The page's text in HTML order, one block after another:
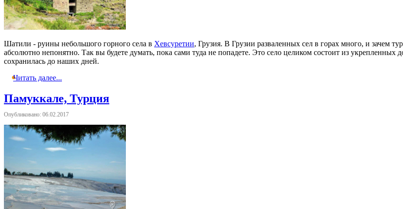
Шатили - руины небольшого горного села в Хевсуретии, Грузия. В Грузии разваленных сел в горах много, и зачем
абсолютно непонятно. Так вы будете думать, пока сами туда не попадете. Это село целиком состоит из укрепленных
сохранилась до наших дней.
Читать далее...
Памуккале, Турция
Опубликовано: 06.02.2017